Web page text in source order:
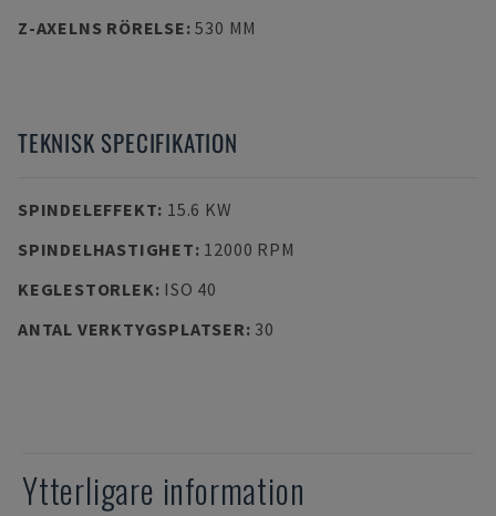
Z-AXELNS RÖRELSE:530 MM
TEKNISK SPECIFIKATION
SPINDELEFFEKT: 15.6 KW
SPINDELHASTIGHET: 12000 RPM
KEGLESTORLEK: ISO 40
ANTAL VERKTYGSPLATSER: 30
Ytterligare information